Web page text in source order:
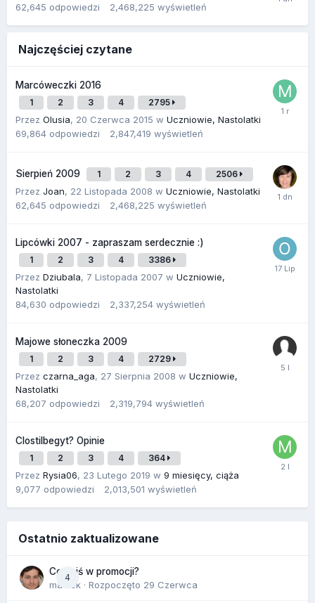
62,645 odpowiedzi 2,468,225 wyświetleń
Najczęściej czytane
Marcóweczki 2016
1 2 3 4 2795
Przez Olusia, 20 Czerwca 2015 w Uczniowie, Nastolatki
69,864 odpowiedzi 2,847,419 wyświetleń
Sierpień 2009 1 2 3 4 2506
Przez Joan, 22 Listopada 2008 w Uczniowie, Nastolatki
62,645 odpowiedzi 2,468,225 wyświetleń
Lipcówki 2007 - zapraszam serdecznie :)
1 2 3 4 3386
Przez Dziubala, 7 Listopada 2007 w Uczniowie,
Nastolatki
84,630 odpowiedzi 2,337,254 wyświetleń
Majowe słoneczka 2009
1 2 3 4 2729
Przez czarna_aga, 27 Sierpnia 2008 w Uczniowie,
Nastolatki
68,207 odpowiedzi 2,319,794 wyświetleń
Clostilbegyt? Opinie
1 2 3 4 364
Przez Rysia06, 23 Lutego 2019 w 9 miesięcy, ciąża
9,077 odpowiedzi 2,013,501 wyświetleń
Ostatnio zaktualizowane
4
Co dziś w promocji?
maciek · Rozpoczęto 29 Czerwca